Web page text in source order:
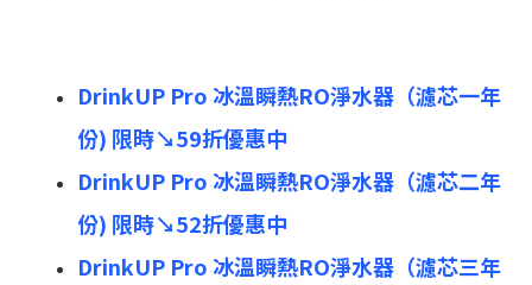
DrinkUP Pro 冰溫瞬熱RO淨水器（濾芯一年
份) 限時↘︎59折優惠中
DrinkUP Pro 冰溫瞬熱RO淨水器（濾芯二年
份) 限時↘︎52折優惠中
DrinkUP Pro 冰溫瞬熱RO淨水器（濾芯三年